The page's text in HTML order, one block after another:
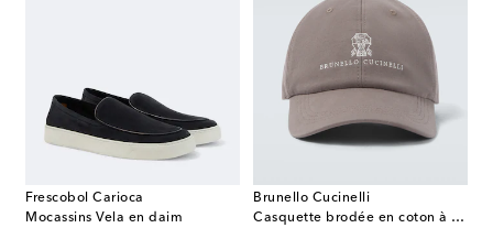
Frescobol Carioca
Mocassins Vela en daim
Brunello Cucinelli
Casquette brodée en coton à logo